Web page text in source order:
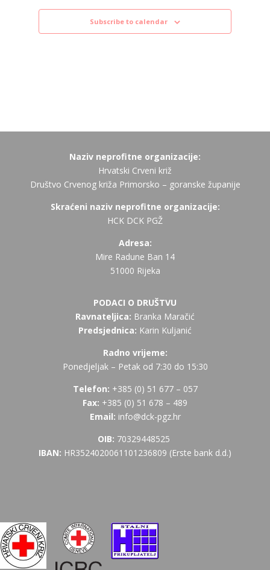
Subscribe to calendar
Naziv neprofitne organizacije:
Hrvatski Crveni križ
Društvo Crvenog križa Primorsko – goranske županije
Skraćeni naziv neprofitne organizacije:
HCK DCK PGŽ
Adresa:
Mire Radune Ban 14
51000 Rijeka
PODACI O DRUŠTVU
Ravnateljica: Branka Maračić
Predsjednica: Karin Kuljanić
Radno vrijeme:
Ponedjeljak – Petak od 7:30 do 15:30
Telefon: +385 (0) 51 677 – 057
Fax: +385 (0) 51 678 – 489
Email: info@dck-pgz.hr
OIB: 70329448525
IBAN: HR3524020061101236809 (Erste bank d.d.)